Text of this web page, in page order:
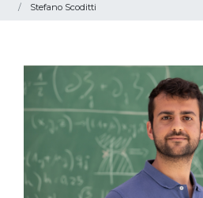
Stefano Scoditti